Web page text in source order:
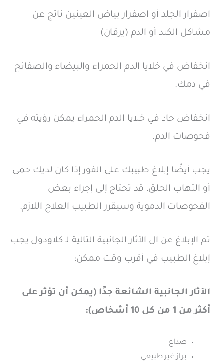
اصفرار الجلد أو اصفرار بياض العينين ناتج عن
مشاكل الكبد أو الدم (يرقان)
انخفاض في خلايا الدم الحمراء والبيضاء والصفائح
في دمك.
انخفاض حاد في خلايا الدم الحمراء يمكن رؤيته في
فحوصات الدم.
يجب أيضًا إبلاغ طبيبك على الفور إذا كان لديك حمى
أو التهاب الحلق، قد تحتاج إلى إجراء بعض
الفحوصات الدموية وسيقرر الطبيب العلاج اللازم.
تم الإبلاغ عن ال الآثار الجانبية التالية لـ كلاودول يجب
إبلاغ الطبيب في أقرب وقت ممكن:
الآثار الجانبية الشائعة جدًا (يمكن أن تؤثر على
أكثر من 1 من كل 10 أشخاص):
صداع
براز غير طبيعي